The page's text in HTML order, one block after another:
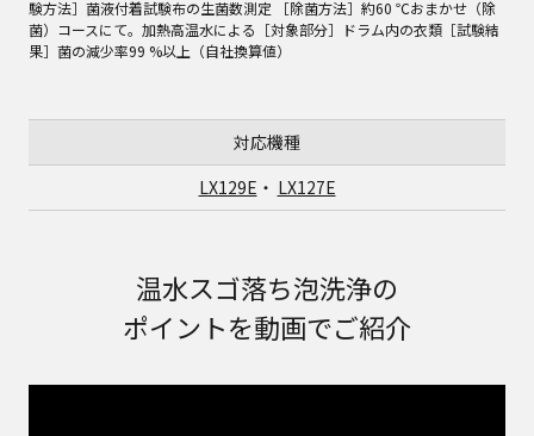
験方法］菌液付着試験布の生菌数測定 ［除菌方法］約60 ℃おまかせ（除
菌）コースにて。加熱高温水による［対象部分］ドラム内の衣類［試験結
果］菌の減少率99 %以上（自社換算値）
対応機種
LX129E ・ LX127E
温水スゴ落ち泡洗浄の
ポイントを動画でご紹介